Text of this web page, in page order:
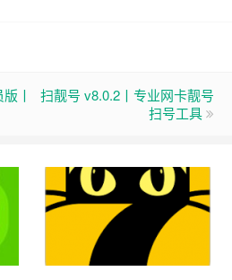
丨
扫靓号 v8.0.2丨专业网卡靓号
扫号工具